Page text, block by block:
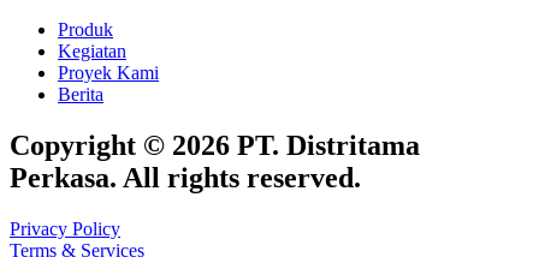
Produk
Kegiatan
Proyek Kami
Berita
Copyright © 2026 PT. Distritama
Perkasa. All rights reserved.
Privacy Policy
Terms & Services